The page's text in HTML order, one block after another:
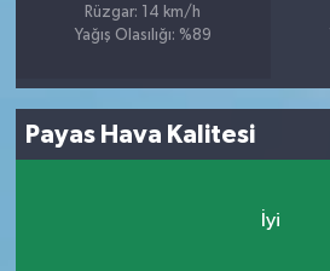
Rüzgar: 14 km/h
Yağış Olasılığı: %89
Payas Hava Kalitesi
İyi